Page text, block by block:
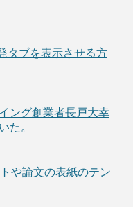
タブを表示させる方
ング創業者長戸大幸
た。
や論文の表紙のテン